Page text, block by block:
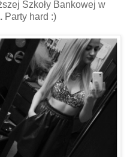
Szkoły Bankowej w
Party hard :)